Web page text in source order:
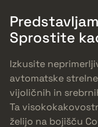
Sprostite
Izkusite
avtomatske
vijoličnih in
Ta
želijo na bojišču